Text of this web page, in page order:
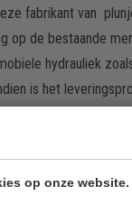
op onze website.
fabrikant van
op de bestaande
hydrauliek
is het